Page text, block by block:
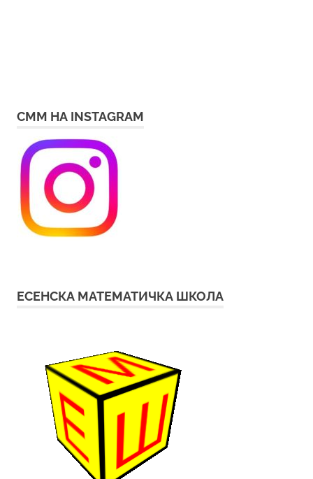
СММ НА INSTAGRAM
ЕСЕНСКА МАТЕМАТИЧКА ШКОЛА